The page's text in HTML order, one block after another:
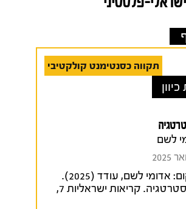
תקווה כסנטימנט קולקטיבי
לשם
אדומי לשם, עודד (2025).
תקווה כאסטרטגיה. קריאות ישראליות 7,